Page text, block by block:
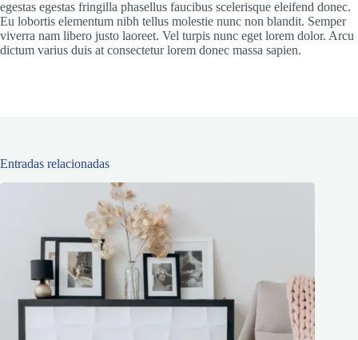
egestas egestas fringilla phasellus faucibus scelerisque eleifend donec.
Eu lobortis elementum nibh tellus molestie nunc non blandit. Semper
viverra nam libero justo laoreet. Vel turpis nunc eget lorem dolor. Arcu
dictum varius duis at consectetur lorem donec massa sapien.
Entradas relacionadas